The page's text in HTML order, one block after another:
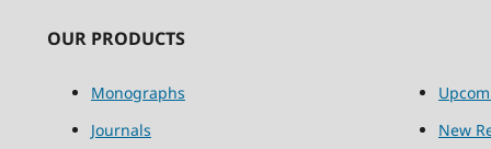
OUR PRODUCTS
Monographs
Journals
New